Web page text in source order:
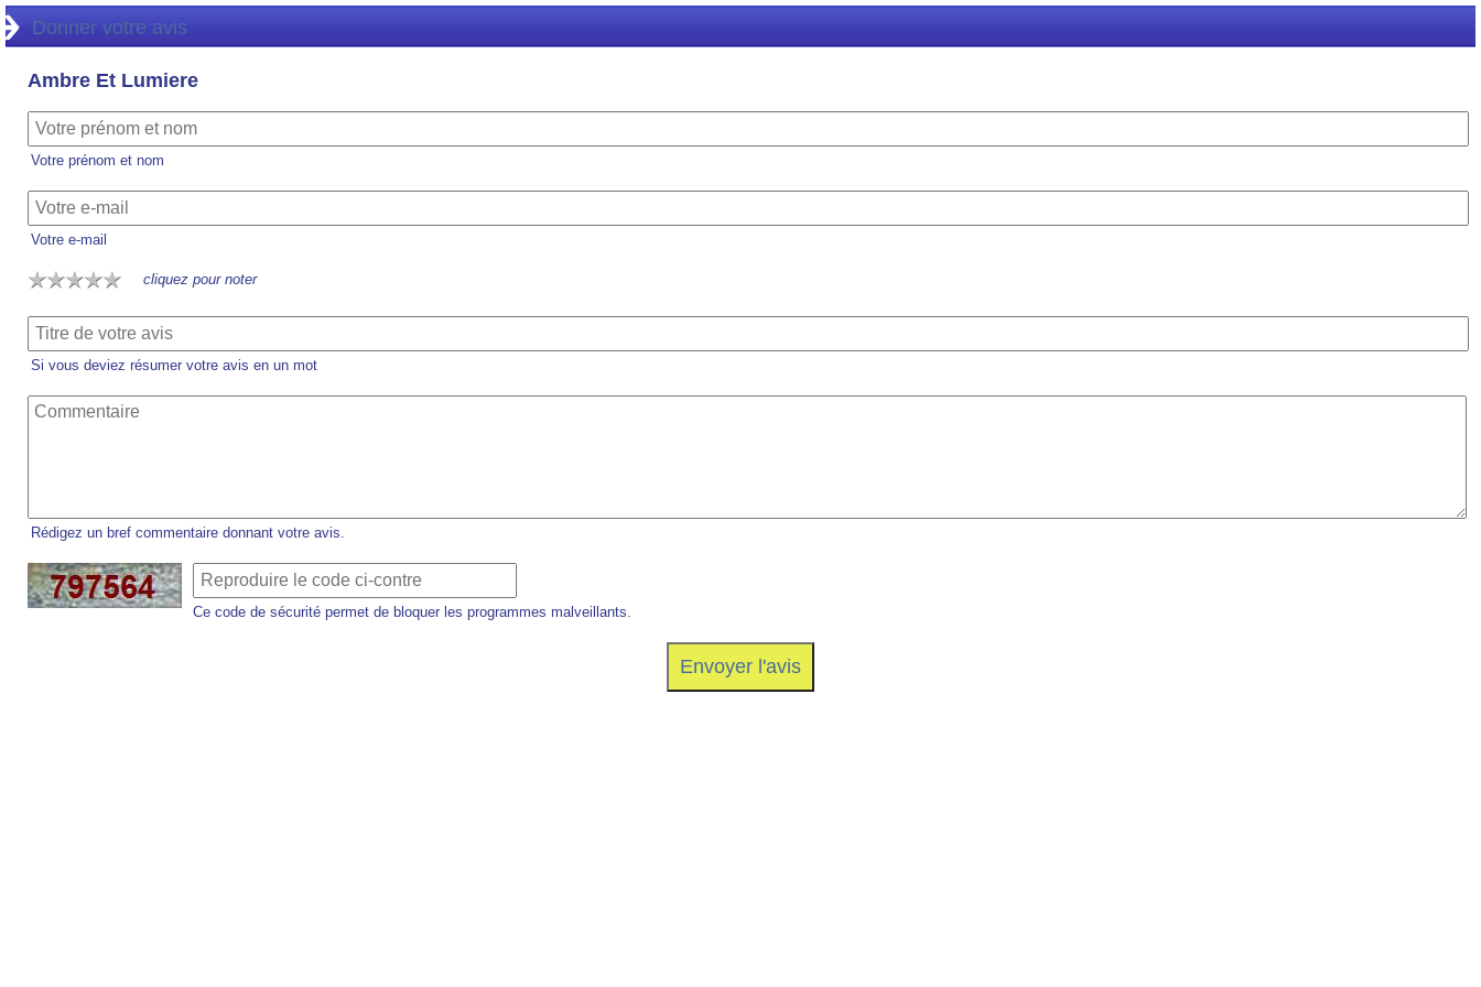
Donner votre avis
Ambre Et Lumiere
Votre prénom et nom
Votre e-mail
cliquez pour noter
Si vous deviez résumer votre avis en un mot
Rédigez un bref commentaire donnant votre avis.
Ce code de sécurité permet de bloquer les programmes malveillants.